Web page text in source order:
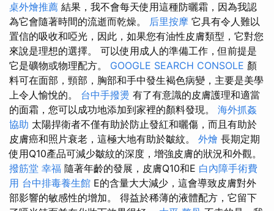
桌外燴推薦 結果，我不會每天使用這種防曬霜，因為我認
為它會隨著時間的流逝而乾燥。 后里按摩 它具有令人難以
置信的吸收和啞光，因此，如果您有油性皮膚類型，它對您
來說是理想的選擇。 可以使用成人的準備工作，但前提是
它是礦物或物理配方。 GOOGLE SEARCH CONSOLE 顏
料可在面部，頸部，胸部和手中發生褐色病變，主要是美學
上令人愉悅的。 台中手撥燙 有了有意識的皮膚護理和適當
的面霜，您可以成功地添加到家裡的顏料發現。 海外抓姦
協助 太陽捍衛者不僅有助於防止發紅和曬傷，而且有助於
皮膚癌和照片衰老，這極大地有助於皺紋。 外燴 長期定期
使用Q10產品可減少皺紋的深度，增強皮膚的狀況和外觀。
撥筋堂 幸福 隨著年齡的發展，皮膚Q10和E 白內障手術費
用 台中排毒養生館 E的含量大大減少，這會導致皮膚對外
部影響的敏感性的增加。 得益於稀薄的液體配方，它留下